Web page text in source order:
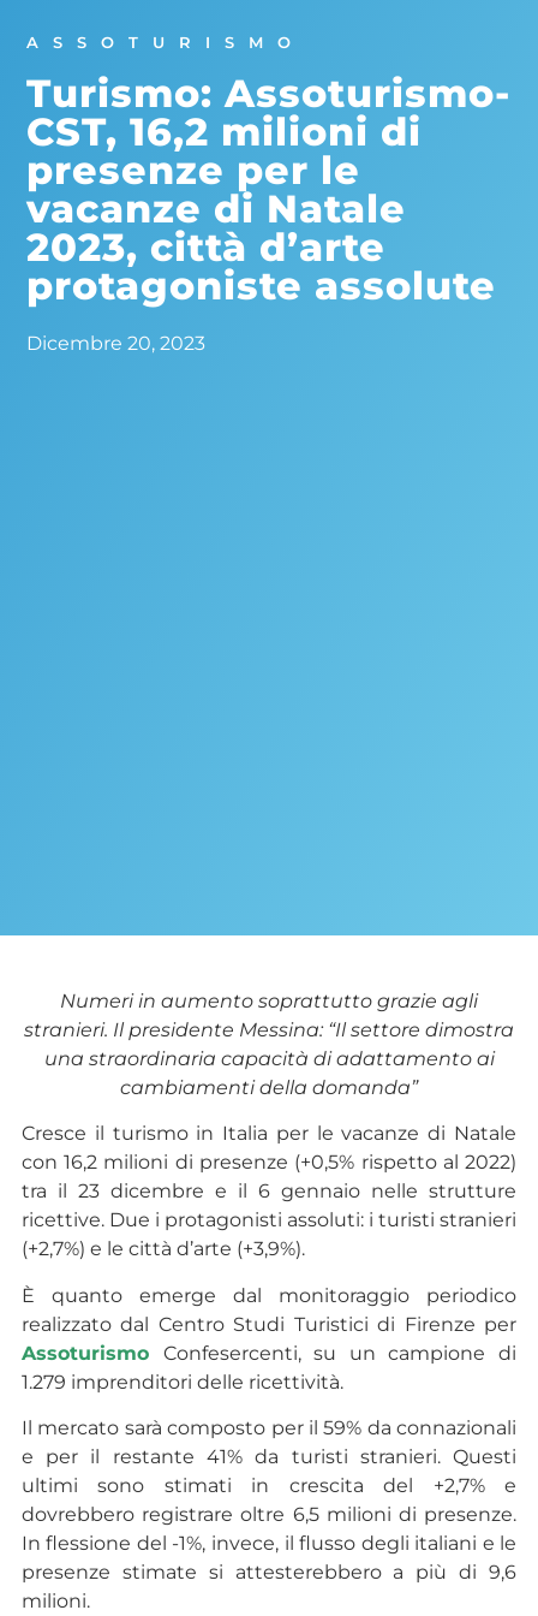
ASSOTURISMO
Turismo: Assoturismo-
CST, 16,2 milioni di
presenze per le
vacanze di Natale
2023, città d’arte
protagoniste assolute
Dicembre 20, 2023
Numeri in aumento soprattutto grazie agli
stranieri. Il presidente Messina: “Il settore dimostra
una straordinaria capacità di adattamento ai
cambiamenti della domanda”
Cresce il turismo in Italia per le vacanze di Natale
con 16,2 milioni di presenze (+0,5% rispetto al 2022)
tra il 23 dicembre e il 6 gennaio nelle strutture
ricettive. Due i protagonisti assoluti: i turisti stranieri
(+2,7%) e le città d’arte (+3,9%).
È quanto emerge dal monitoraggio periodico
realizzato dal Centro Studi Turistici di Firenze per
Assoturismo Confesercenti, su un campione di
1.279 imprenditori delle ricettività.
Il mercato sarà composto per il 59% da connazionali
e per il restante 41% da turisti stranieri. Questi
ultimi sono stimati in crescita del +2,7% e
dovrebbero registrare oltre 6,5 milioni di presenze.
In flessione del -1%, invece, il flusso degli italiani e le
presenze stimate si attesterebbero a più di 9,6
milioni.